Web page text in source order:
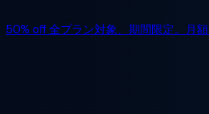
50% off全プラン対象、期間限定。月額